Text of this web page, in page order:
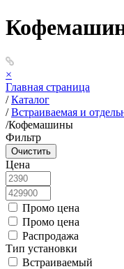
×
Главная страница
/ Каталог
/ Встраиваемая и
/Кофемашины
Фильтр
Цена
Промо цена
Промо цена
Распродажа
Тип установки
Встраиваемый